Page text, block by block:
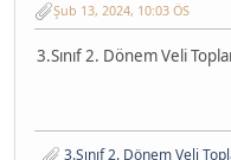
Şub 13, 2024, 10:03 ÖS
3.Sınıf 2. Dönem Veli
3.Sınıf 2. Dönem Veli